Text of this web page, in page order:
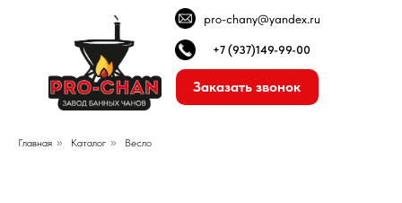
Заказать звонок
+7 (937)149-99-00
pro-chany@yandex.ru
Главная » Каталог » Весло